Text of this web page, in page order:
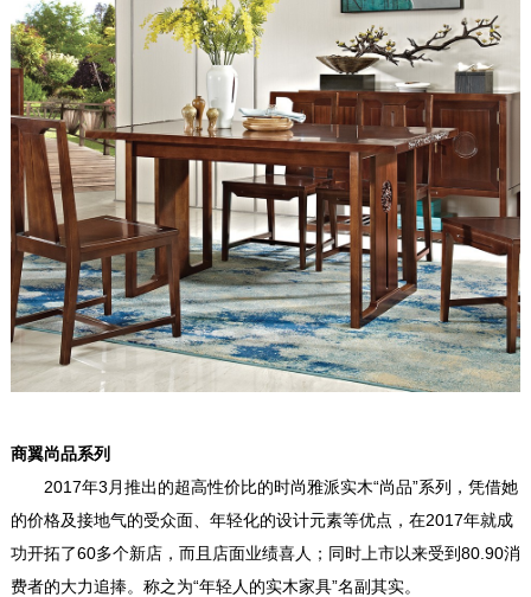
商翼尚品系列
2017年3月推出的超高性价比的时尚雅派实木“尚品”系列，凭借她
的价格及接地气的受众面、年轻化的设计元素等优点，在2017年就成
功开拓了60多个新店，而且店面业绩喜人；同时上市以来受到80.90消
费者的大力追捧。称之为“年轻人的实木家具”名副其实。